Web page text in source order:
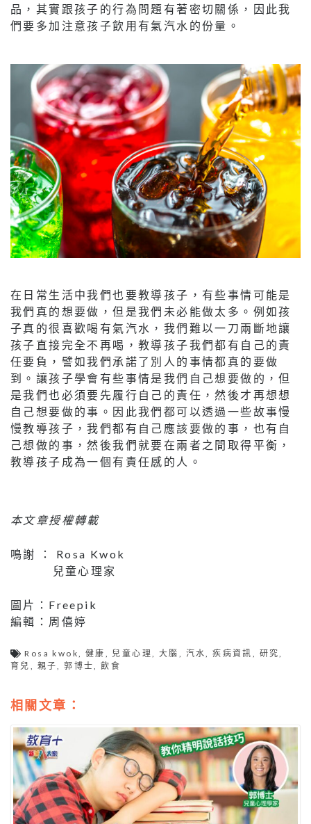
品，其實跟孩子的行為問題有著密切關係，因此我
們要多加注意孩子飲用有氣汽水的份量。
在日常生活中我們也要教導孩子，有些事情可能是
我們真的想要做，但是我們未必能做太多。例如孩
子真的很喜歡喝有氣汽水，我們難以一刀兩斷地讓
孩子直接完全不再喝，教導孩子我們都有自己的責
任要負，譬如我們承諾了別人的事情都真的要做
到。讓孩子學會有些事情是我們自己想要做的，但
是我們也必須要先履行自己的責任，然後才再想想
自己想要做的事。因此我們都可以透過一些故事慢
慢教導孩子，我們都有自己應該要做的事，也有自
己想做的事，然後我們就要在兩者之間取得平衡，
教導孩子成為一個有責任感的人。
本文章授權轉載
鳴謝 ： Rosa Kwok
兒童心理家
圖片：Freepik
編輯：周僖婷
Rosa kwok, 健康 , 兒童心理, 大腦 , 汽水,疾病資訊 , 研究,
育兒 , 親子,郭博士,飲食
相關文章：